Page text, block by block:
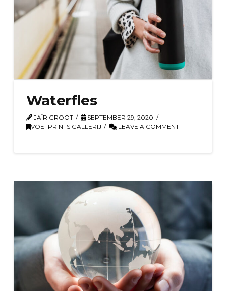
Waterfles
JAÏR GROOT
SEPTEMBER 29, 2020
VOETPRINTS GALLERIJ
LEAVE A COMMENT